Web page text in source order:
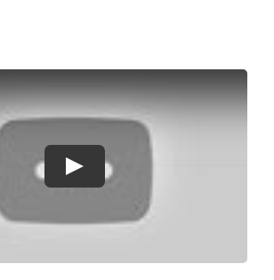
Play